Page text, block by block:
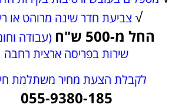
√צביעת חדר שינה מרוהט או
החל מ-500 ש"ח
(עבודה
שירות בפריסה ארצית רחבה
לקבלת הצעת מחיר משתלמת
055-9380-185